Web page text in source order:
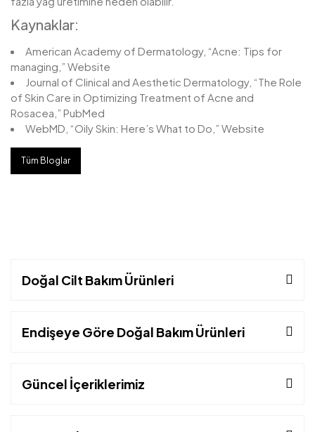
Kaynaklar:
American Academy of Dermatology, “Acne: Tips for
managing,” Website
Journal of Clinical and Aesthetic Dermatology, “The Role
of Skin Care in Optimizing Treatment of Acne and
Rosacea,” PubMed
WebMD, “Oily Skin: Here’s What to Do,” Website
Tüm Bloglar
Doğal Cilt Bakım Ürünleri
Endişeye Göre Doğal Bakım Ürünleri
Güncel İçeriklerimiz